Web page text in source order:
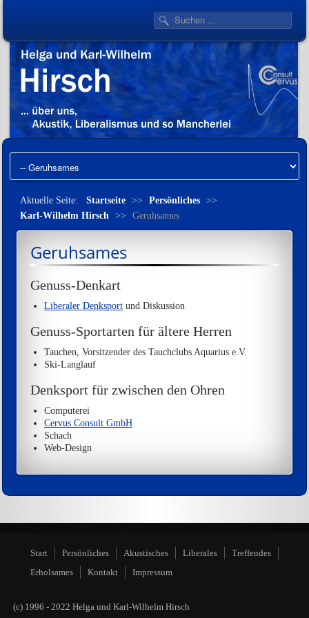
Aktuelle Seite: Startseite >> Persönliches >>
Karl-Wilhelm Hirsch >> Geruhsames
Geruhsames
Genuss-Denkart
Liberaler Denksport und Diskussion
Genuss-Sportarten für ältere Herren
Tauchen, Vorsitzender des Tauchclubs Aquarius e.V.
Ski-Langlauf
Denksport für zwischen den Ohren
Computerei
Cervus Consult GmbH
Schach
Web-Design
Start Persönliches Akustisches Liberales
Treffendes
Erholsames
Kontakt Impressum
(c) 1996 - 2022 Helga und Karl-Wilhelm Hirsch